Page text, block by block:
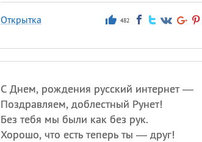
Открытка 482
С Днем, рождения русский интернет —
Поздравляем, доблестный Рунет!
Без тебя мы были как без рук.
Хорошо, что есть теперь ты — друг!